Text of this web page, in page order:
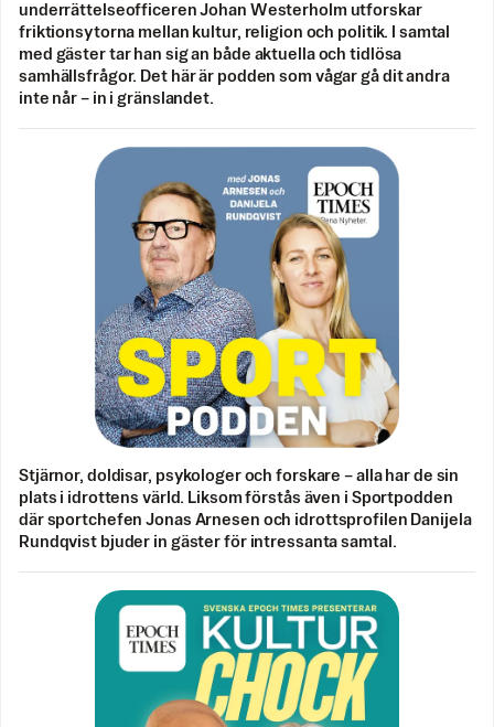
underrättelseofficeren Johan Westerholm utforskar
friktionsytorna mellan kultur, religion och politik. I samtal
med gäster tar han sig an både aktuella och tidlösa
samhällsfrågor. Det här är podden som vågar gå dit andra
inte når – in i gränslandet.
Stjärnor, doldisar, psykologer och forskare – alla har de sin
plats i idrottens värld. Liksom förstås även i Sportpodden
där sportchefen Jonas Arnesen och idrottsprofilen Danijela
Rundqvist bjuder in gäster för intressanta samtal.